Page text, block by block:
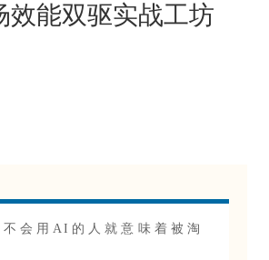
效能双驱实战工坊
会用AI的人就意味着被淘